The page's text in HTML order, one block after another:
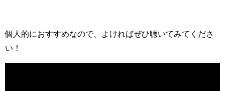
個人的におすすめなので、よければぜひ聴いてみてくださ
い！